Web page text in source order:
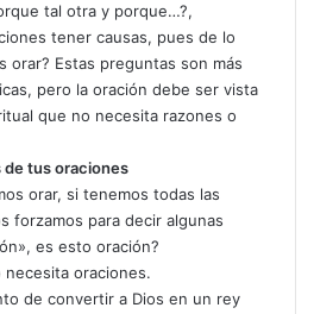
tal otra y por­que…?,
tener causas, pues de lo
orar? Estas pregun­tas son más
pero la oración debe ser vista
que no ne­cesita razones o
de tus oraciones
orar, si tenemos todas las
for­zamos para decir algunas
es esto oración?
oraciones.
de convertir a Dios en un rey